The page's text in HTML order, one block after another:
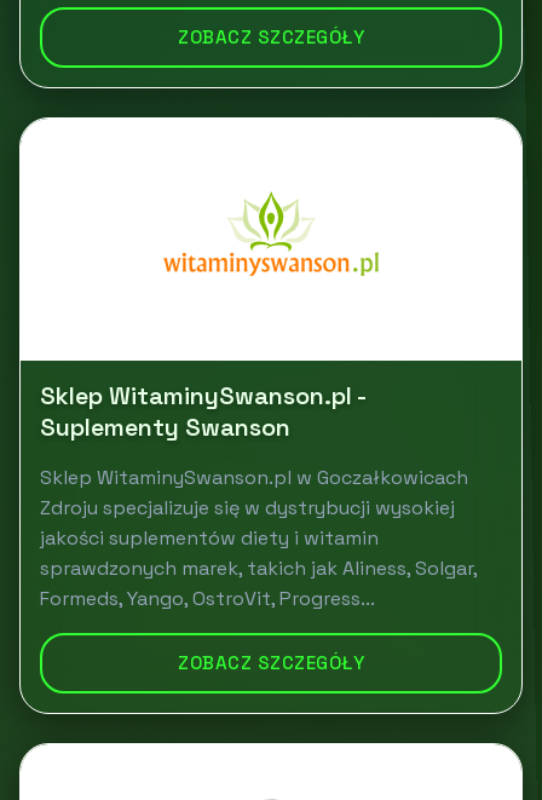
ZOBACZ SZCZEGÓŁY
Sklep WitaminySwanson.pl -
Suplementy Swanson
Sklep WitaminySwanson.pl w Goczałkowicach
Zdroju specjalizuje się w dystrybucji wysokiej
jakości suplementów diety i witamin
sprawdzonych marek, takich jak Aliness, Solgar,
Formeds, Yango, OstroVit, Progress...
ZOBACZ SZCZEGÓŁY